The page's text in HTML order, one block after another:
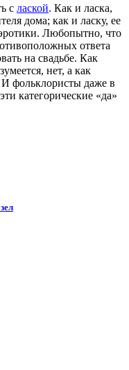
с лаской. Как и ласка,
дома; как и ласку, ее
Любопытно, что
ответа
на свадьбе. Как
нет, а как
фольклористы даже в
категорические «да»